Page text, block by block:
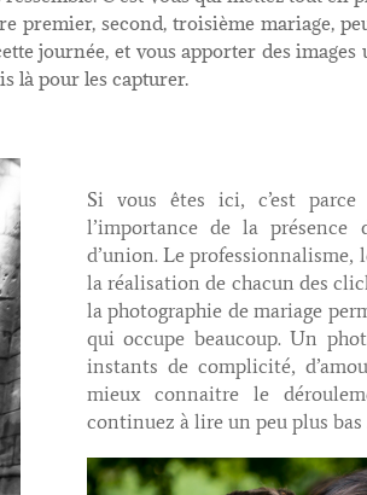
premier, second, troisième mariage,
journée, et vous apporter des
là pour les capturer.
Si vous êtes ici, c’est
l’importance de la présence
d’union. Le
la réalisation de chacun des
la photographie de mariage
qui occupe beaucoup. Un
instants de complicité,
mieux connaitre le
continuez à lire un peu plus bas